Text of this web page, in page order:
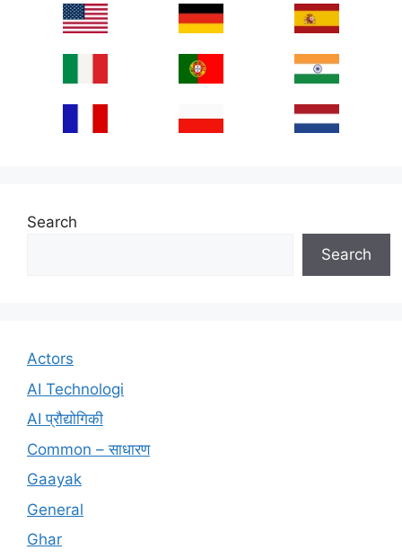
Search
Search
Actors
AI Technologi
AI प्रौद्योगिकी
Common – साधारण
Gaayak
General
Ghar